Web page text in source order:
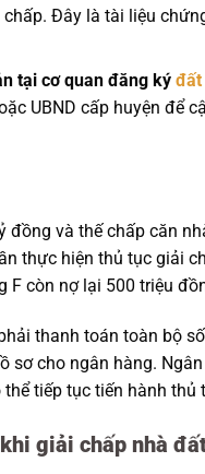
chấp. Đây là tài liệu
tại cơ quan đăng ký đất
UBND cấp huyện để
đồng và thế chấp căn
thực hiện thủ tục giải
F còn nợ lại 500 triệu
thanh toán toàn bộ
sơ cho ngân hàng.
tiếp tục tiến hành thủ
giải chấp nhà